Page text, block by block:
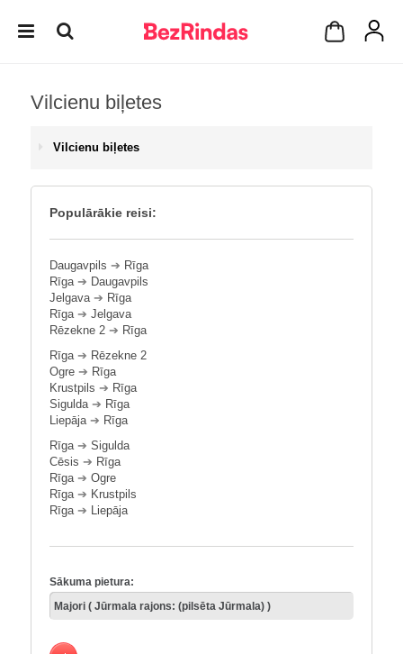
Vilcienu biļetes
Vilcienu biļetes
Populārākie reisi:
Daugavpils ➔ Rīga
Rīga➔ Daugavpils
Jelgava➔ Rīga
Rīga➔ Jelgava
Rēzekne 2 ➔ Rīga
Rīga➔ Rēzekne 2
Ogre ➔ Rīga
Krustpils ➔ Rīga
Sigulda➔ Rīga
Liepāja➔ Rīga
Rīga➔ Sigulda
Cēsis ➔ Rīga
Rīga➔ Ogre
Rīga➔ Krustpils
Rīga➔ Liepāja
Sākuma pietura: